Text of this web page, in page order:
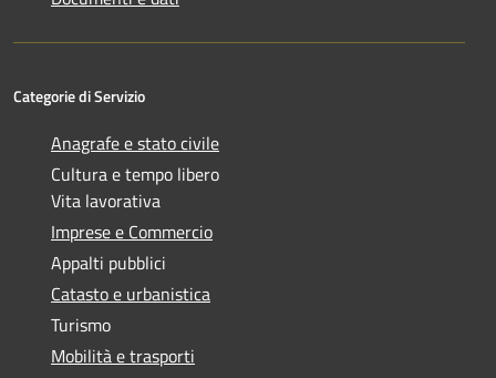
Categorie di Servizio
Anagrafe e stato civile
Cultura e tempo libero
Vita lavorativa
Imprese e Commercio
Appalti pubblici
Catasto e urbanistica
Turismo
Mobilità e trasporti